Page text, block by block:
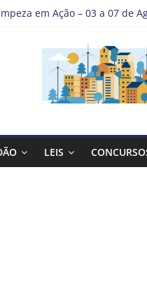
em Ação – 03 a 07 de
nossos alunos estão ainda
E LIMPEZA DOS
em competições
LEIS